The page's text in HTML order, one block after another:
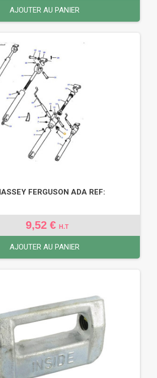
AJOUTER AU PANIER
FERGUSON ADA REF:
9,52 € H.T
AJOUTER AU PANIER